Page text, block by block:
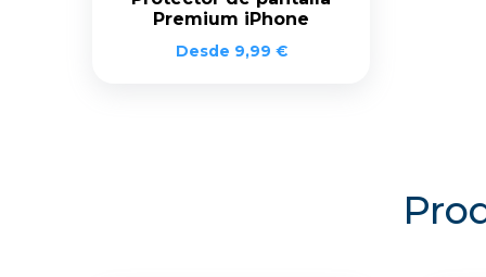
Premium iPhone
Desde 9,99 €